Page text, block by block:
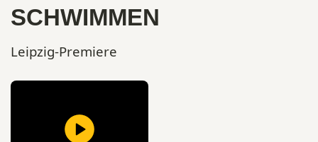
SCHWIMMEN
Leipzig-Premiere